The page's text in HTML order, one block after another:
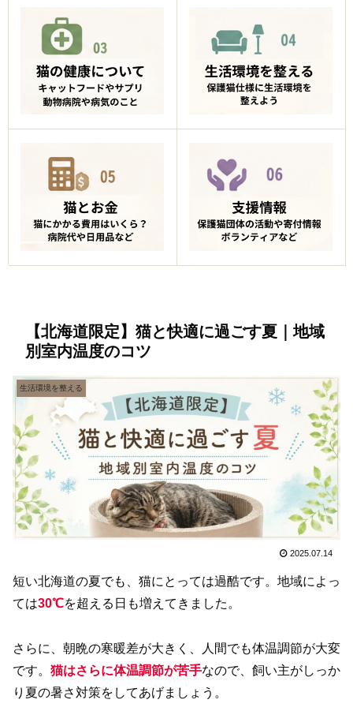
【北海道限定】猫と快適に過ごす夏｜地域
別室内温度のコツ
生活環境を整える
2025.07.14
短い北海道の夏でも、猫にとっては過酷です。地域によっ
ては30℃を超える日も増えてきました。
さらに、朝晩の寒暖差が大きく、人間でも体温調節が大変
です。 猫はさらに体温調節が苦手なので、飼い主がしっか
り夏の暑さ対策をしてあげましょう。